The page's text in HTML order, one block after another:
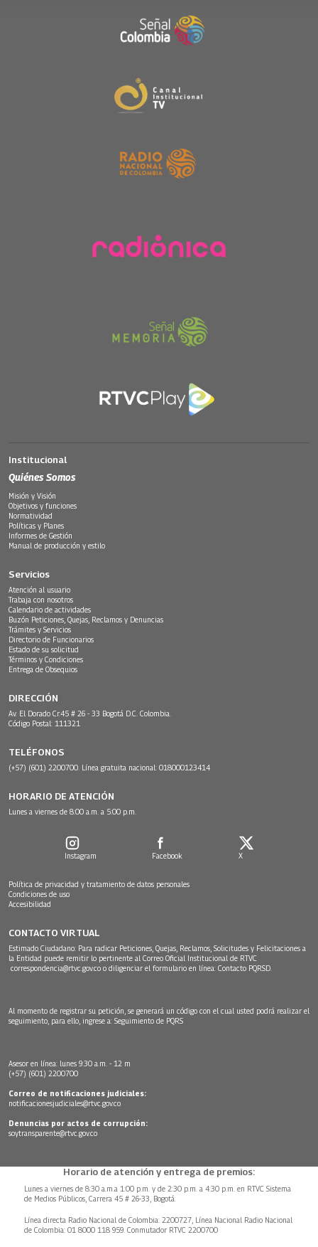
Institucional
Quiénes Somos
Misión y Visión
Objetivos y funciones
Normatividad
Políticas y Planes
Informes de Gestión
Manual de producción y estilo
Servicios
Atención al usuario
Trabaja con nosotros
Calendario de actividades
Buzón Peticiones, Quejas, Reclamos y Denuncias
Trámites y Servicios
Directorio de Funcionarios
Estado de su solicitud
Términos y Condiciones
Entrega de Obsequios
DIRECCIÓN
Av. El Dorado Cr.45 # 26 - 33 Bogotá D.C. Colombia.
Código Postal: 111321
TELÉFONOS
(+57) (601) 2200700. Línea gratuita nacional: 018000123414
HORARIO DE ATENCIÓN
Lunes a viernes de 8:00 a.m. a 5:00 p.m.
Instagram Facebook X
Política de privacidad y tratamiento de datos personales
Condiciones de uso
Accesibilidad
CONTACTO VIRTUAL
Estimado Ciudadano: Para radicar Peticiones, Quejas, Reclamos, Solicitudes y Felicitaciones a
la Entidad puede remitir lo pertinente al Correo Oficial Institucional de RTVC
correspondencia@rtvc.gov.co o diligenciar el formulario en línea: Contacto PQRSD.
Al momento de registrar su petición, se generará un código con el cual usted podrá realizar el
seguimiento, para ello, ingrese a: Seguimiento de PQRS
Asesor en línea: lunes 9:30 a.m. - 12 m
(+57) (601) 2200700
Correo de notificaciones judiciales:
notificacionesjudiciales@rtvc.gov.co
Denuncias por actos de corrupción:
soytransparente@rtvc.gov.co
Horario de atención y entrega de premios:
Lunes a viernes de 8:30 a.m.a 1:00 p.m. y de 2:30 p.m. a 4:30 p.m. en RTVC Sistema
de Medios Públicos, Carrera 45 # 26-33, Bogotá.
Línea directa Radio Nacional de Colombia: 2200727, Línea Nacional Radio Nacional
de Colombia: 01 8000 118 959. Conmutador RTVC 2200700